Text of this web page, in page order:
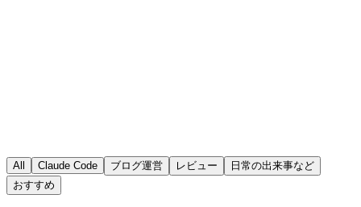
All Claude Code ブログ運営 レビュー
日常の出来事など
おすすめ